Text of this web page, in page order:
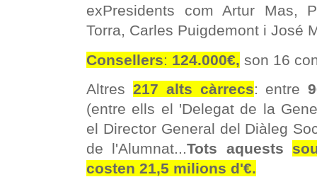
exPresidents com Artur Mas,
Torra, Carles Puigdemont i José
Consellers: 124.000€, son 16
Altres 217 alts càrrecs: entre
(entre ells el 'Delegat de la
el Director General del Diàleg
de l'Alumnat...Tots aquests
costen 21,5 milions d'€.